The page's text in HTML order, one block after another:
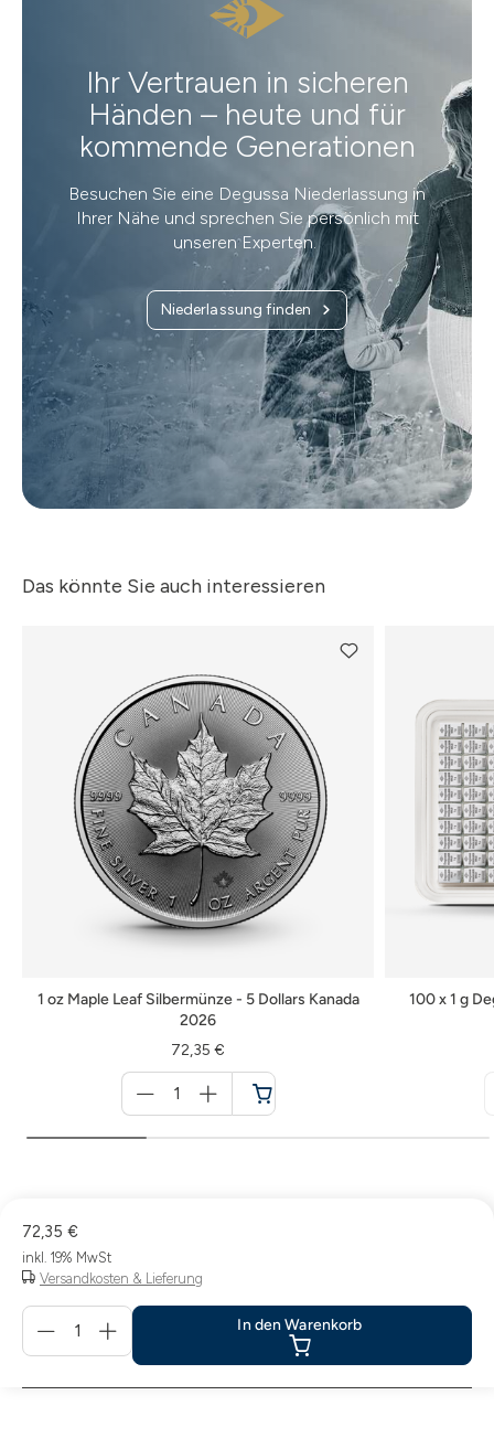
Ihr Vertrauen in sicheren
Händen – heute und für
kommende Generationen
Besuchen Sie eine Degussa Niederlassung in
Ihrer Nähe und sprechen Sie persönlich mit
unseren Experten.
Niederlassung finden
Das könnte Sie auch interessieren
1 oz Maple Leaf Silbermünze - 5 Dollars Kanada
2026
72,35 €
für
Warenkorb
100 x 1 g
72,35 €
inkl. 19% MwSt
Versandkosten & Lieferung
In
Warenkorb
In den Warenkorb